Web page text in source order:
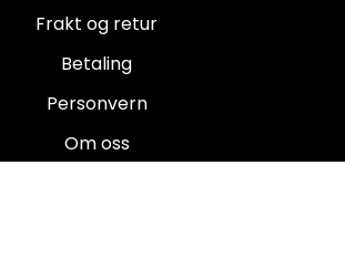
Frakt og retur
Betaling
Personvern
Om oss